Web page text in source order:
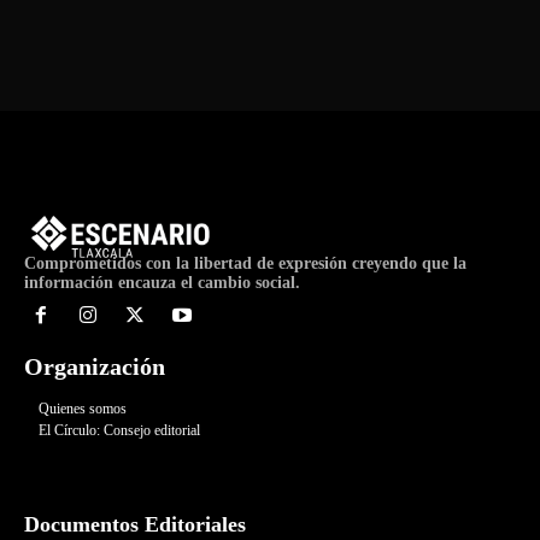
Comprometidos con la libertad de expresión creyendo que la
información encauza el cambio social.
Organización
Quienes somos
El Círculo: Consejo editorial
Documentos Editoriales